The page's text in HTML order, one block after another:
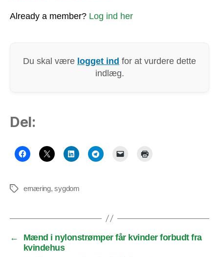
Already a member? Log ind her
Du skal være logget ind for at vurdere dette
indlæg.
Del:
Tagsernæring,sygdom
←
Mænd i nylonstrømper får kvinder forbudt fra
kvindehus